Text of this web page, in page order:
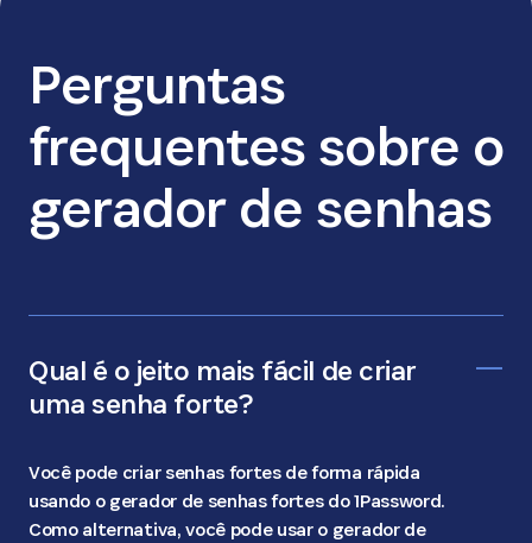
Perguntas
frequentes sobre o
gerador de senhas
Qual é o jeito mais fácil de criar
uma senha forte?
Você pode criar senhas fortes de forma rápida
usando o gerador de senhas fortes do 1Password.
Como alternativa, você pode usar o gerador de